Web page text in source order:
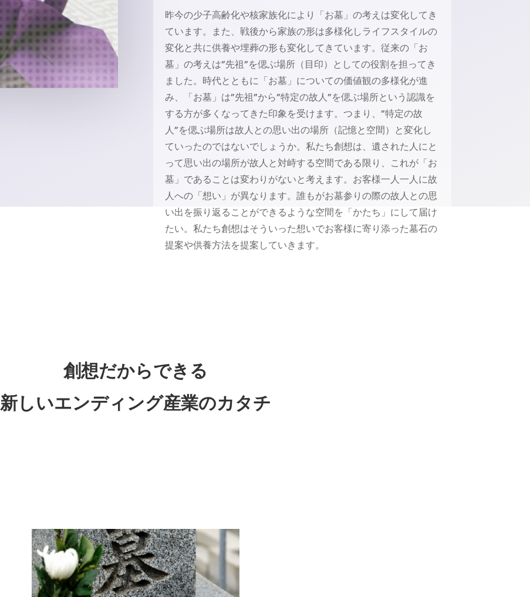
昨今の少子高齢化や核家族化により「お墓」の考えは変化してき
ています。また、戦後から家族の形は多様化しライフスタイルの
変化と共に供養や埋葬の形も変化してきています。従来の「お
墓」の考えは”先祖”を偲ぶ場所（目印）としての役割を担ってき
ました。時代とともに「お墓」についての価値観の多様化が進
み、「お墓」は”先祖”から”特定の故人”を偲ぶ場所という認識を
する方が多くなってきた印象を受けます。つまり、”特定の故
人”を偲ぶ場所は故人との思い出の場所（記憶と空間）と変化し
ていったのではないでしょうか。私たち創想は、遺された人にと
って思い出の場所が故人と対峙する空間である限り、これが「お
墓」であることは変わりがないと考えます。お客様一人一人に故
人への「想い」が異なります。誰もがお墓参りの際の故人との思
い出を振り返ることができるような空間を「かたち」にして届け
たい。私たち創想はそういった想いでお客様に寄り添った墓石の
提案や供養方法を提案していきます。
創想だからできる
新しいエンディング産業のカタチ